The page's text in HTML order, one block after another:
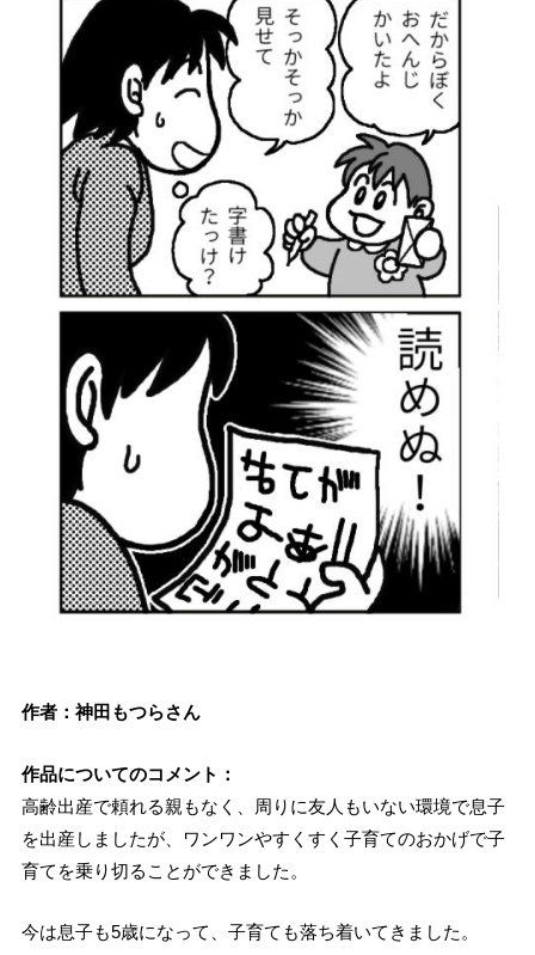
作者：神田もつらさん
作品についてのコメント：
高齢出産で頼れる親もなく、周りに友人もいない環境で息子
を出産しましたが、ワンワンやすくすく子育てのおかげで子
育てを乗り切ることができました。
今は息子も5歳になって、子育ても落ち着いてきました。